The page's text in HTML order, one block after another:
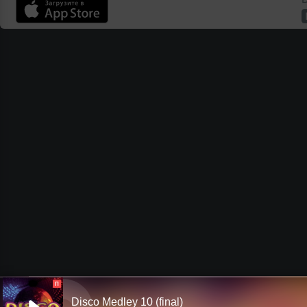
П
Disco Medley 10 (final)